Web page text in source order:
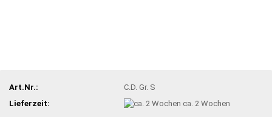
Art.Nr.:
C.D. Gr. S
Lieferzeit:
ca. 2 Wochen